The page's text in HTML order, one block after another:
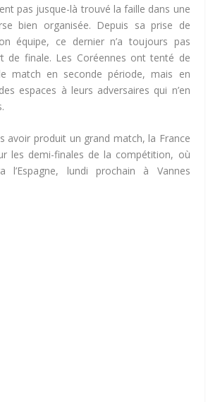
pas jusque-là trouvé la faille dans une
bien organisée. Depuis sa prise de
équipe, ce dernier n’a toujours pas
de finale. Les Coréennes ont tenté de
match en seconde période, mais en
espaces à leurs adversaires qui n’en
avoir produit un grand match, la France
les demi-finales de la compétition, où
l’Espagne, lundi prochain à Vannes